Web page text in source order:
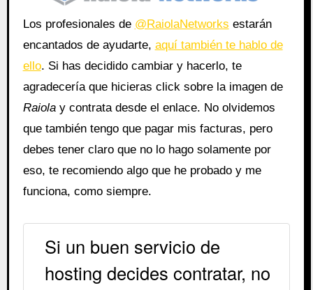
Los profesionales de @RaiolaNetworks estarán
encantados de ayudarte, aquí también te hablo de
ello. Si has decidido cambiar y hacerlo, te
agradecería que hicieras click sobre la imagen de
Raiolay contrata desde el enlace. No olvidemos
que también tengo que pagar mis facturas, pero
debes tener claro que no lo hago solamente por
eso, te recomiendo algo que he probado y me
funciona, como siempre.
Si un buen servicio de
hosting decides contratar, no